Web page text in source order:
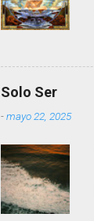
Solo Ser
-mayo 22, 2025